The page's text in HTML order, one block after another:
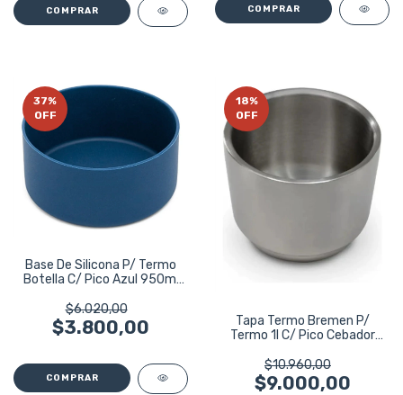
37%
OFF
Base De Silicona P/ Termo
Botella C/ Pico Azul 950ml
$6.020,00
$3.800,00
18%
OFF
Tapa Termo Bremen P/
Termo 1l C/ Pico Cebador
$10.960,00
$9.000,00